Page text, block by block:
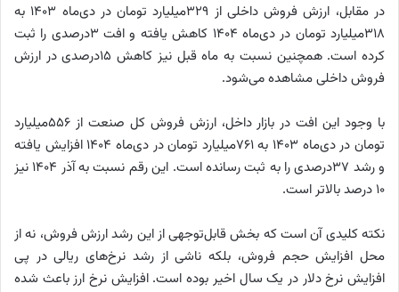
در مقابل، ارزش فروش داخلی از ۳۲۹‌میلیارد تومان در دی‌ماه ۱۴۰۳ به
۳۱۸‌میلیارد تومان در دی‌ماه ۱۴۰۴ کاهش یافته و افت ۳درصدی را ثبت
کرده است. همچنین نسبت به ماه قبل نیز کاهش ۱۵درصدی در ارزش
فروش داخلی مشاهده می‌شود.
با وجود این افت در بازار داخل، ارزش فروش کل صنعت از ۵۵۶‌میلیارد
تومان در دی‌ماه ۱۴۰۳ به ۷۶۱‌میلیارد تومان در دی‌ماه ۱۴۰۴ افزایش یافته
و رشد ۳۷درصدی را به ثبت رسانده است. این رقم نسبت به آذر ۱۴۰۴ نیز
۱۰ درصد بالاتر است.
نکته کلیدی آن است که بخش قابل‌توجهی از این رشد ارزش فروش، نه از
محل افزایش حجم فروش، بلکه ناشی از رشد نرخ‌های ریالی در پی
افزایش نرخ دلار در یک سال اخیر بوده است. افزایش نرخ ارز باعث شده